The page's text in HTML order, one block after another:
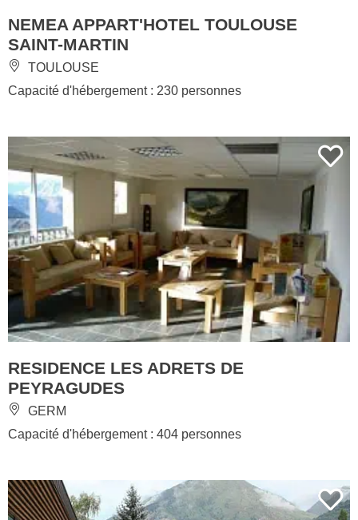
NEMEA APPART'HOTEL TOULOUSE
SAINT-MARTIN
TOULOUSE
Capacité d'hébergement : 230 personnes
RESIDENCE LES ADRETS DE
PEYRAGUDES
GERM
Capacité d'hébergement : 404 personnes